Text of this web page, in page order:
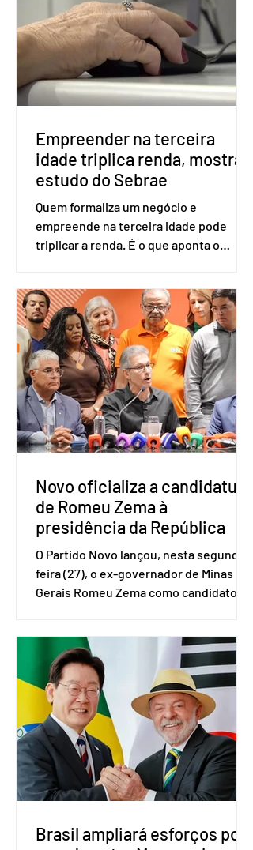
eleitor pode votar mesmo sem ter
realizado esse cadastro. Neste caso,
será exigido o documento de
identificação para acesso à urna
eletrônica. Se a urna eletrônica não
reconh
Empreender na terceira
idade triplica renda, mostra
estudo do Sebrae
Quem formaliza um negócio e
empreende na terceira idade pode
triplicar a renda. É o que aponta o
Amostra de Domicílio (PNAD Contínua),
do Serviço Brasileiro de Apoio às Micro
e Pequenas Empresas (Sebrae),
realizado a partir de dados do Instituto
Brasileiro de Geografia e Estatística
(IBGE). O estudo do Sebrae mostra que,
no quarto trimestre de 2025, os
empreendedores 60+ formalizados
atingiram o maior rendime
Novo oficializa a candidatura
de Romeu Zema à
presidência da República
O Partido Novo lançou, nesta segunda-
feira (27), o ex-governador de Minas
Gerais Romeu Zema como candidato à
Brasília. O Novo ainda não definiu quem
vai compor a chapa como candidato a
vice-presidente. A convenção contou
com a presença do presidente nacional
do partido, Eduardo Ribeiro, e do
senador Eduardo Girão, filiado ao Novo
desde fevereiro de 2023. Formado em
administração de empresas pela
Fundaç
Brasil ampliará esforços por